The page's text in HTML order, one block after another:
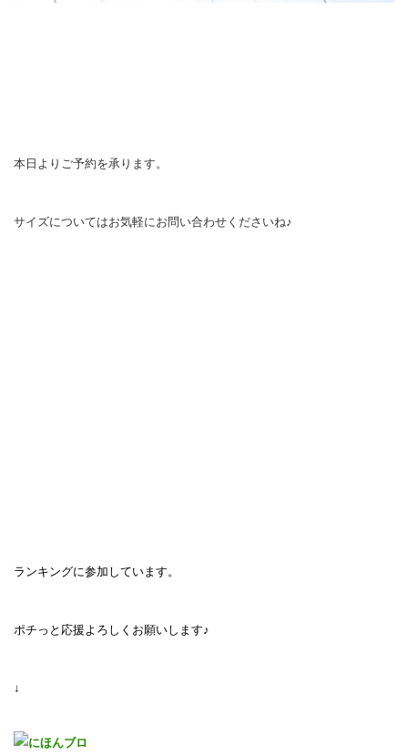
本日よりご予約を承ります。
サイズについてはお気軽にお問い合わせくださいね♪
ランキングに参加しています。
ポチっと応援よろしくお願いします♪
↓